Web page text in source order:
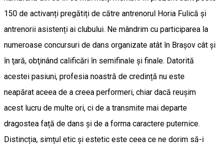
150 de activanți pregătiți de către antrenorul Horia Fulică și
antrenorii asistenți ai clubului. Ne mândrim cu participarea la
numeroase concursuri de dans organizate atât în Braşov cât şi
în ţară, obţinând calificări în semifinale și finale. Datorită
acestei pasiuni, profesia noastră de credință nu este
neapărat aceea de a creea performeri, chiar dacă reușim
acest lucru de multe ori, ci de a transmite mai departe
dragostea față de dans și de a forma caractere puternice.
Distincția, simțul etic și estetic este ceea ce ne dorim să-i